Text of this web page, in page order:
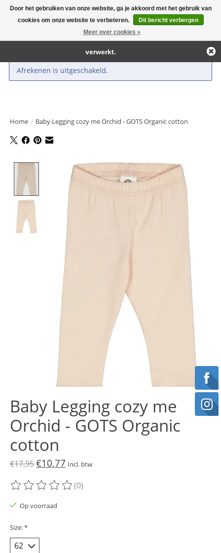
Large selection of products and fast shipping!
Afrekenen is uitgeschakeld.
Home / Baby Legging cozy me Orchid - GOTS Organic cotton
Product image slideshow Items
Baby Legging cozy me
Orchid - GOTS Organic
cotton
€17,95€10,77 Incl. btw
De beoordeling van dit product is
(0)
Op voorraad
Size:*
Door het gebruiken van onze website, ga je akkoord met het gebruik van
cookies om onze website te verbeteren.
Dit bericht verbergen
Meer over cookies »
← Keer terug naar de backofficeDeze winkel is in aanbouw.
Eventueel geplaatste orders zullen niet worden gehonoreerd of
verwerkt.